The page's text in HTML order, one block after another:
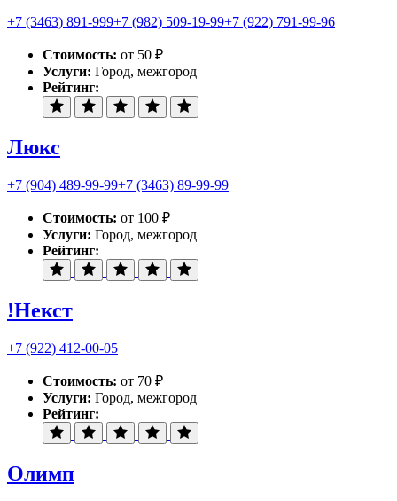
+7 (3463) 891-999+7 (982) 509-19-99+7 (922) 791-99-96
Стоимость: от 50 ₽
Услуги: Город, межгород
Рейтинг:
Люкс
+7 (904) 489-99-99+7 (3463) 89-99-99
Стоимость: от 100 ₽
Услуги: Город, межгород
Рейтинг:
!Некст
+7 (922) 412-00-05
Стоимость: от 70 ₽
Услуги: Город, межгород
Рейтинг:
Олимп